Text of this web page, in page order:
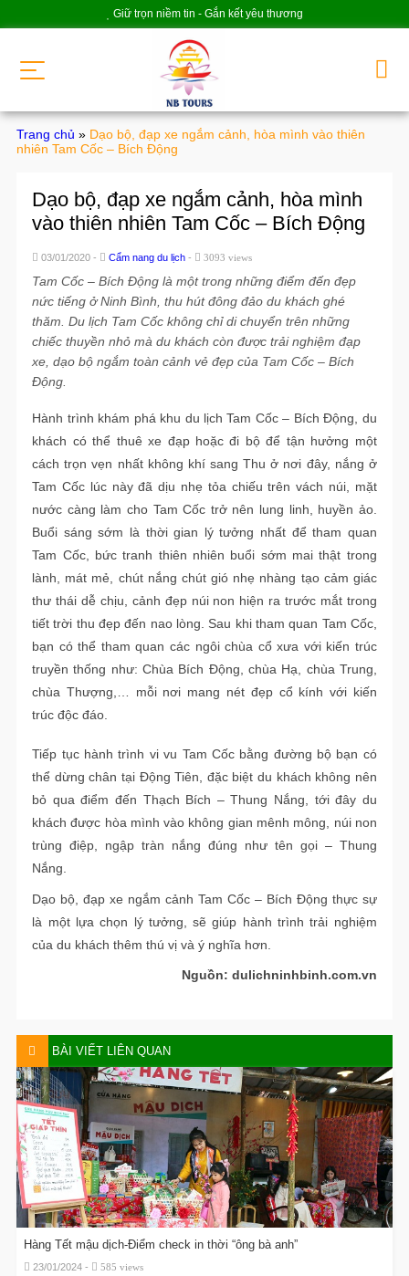
Giữ trọn niềm tin - Gắn kết yêu thương
Trang chủ » Dạo bộ, đạp xe ngắm cảnh, hòa mình vào thiên
nhiên Tam Cốc – Bích Động
Dạo bộ, đạp xe ngắm cảnh, hòa mình
vào thiên nhiên Tam Cốc – Bích Động
03/01/2020 - Cẩm nang du lịch - 3093 views
Tam Cốc – Bích Động là một trong những điểm đến đẹp
nức tiếng ở Ninh Bình, thu hút đông đảo du khách ghé
thăm. Du lịch Tam Cốc không chỉ di chuyển trên những
chiếc thuyền nhỏ mà du khách còn được trải nghiệm đạp
xe, dạo bộ ngắm toàn cảnh vẻ đẹp của Tam Cốc – Bích
Động.
Hành trình khám phá khu du lịch Tam Cốc – Bích Động, du
khách có thể thuê xe đạp hoặc đi bộ để tận hưởng một
cách trọn vẹn nhất không khí sang Thu ở nơi đây, nắng ở
Tam Cốc lúc này đã dịu nhẹ tỏa chiếu trên vách núi, mặt
nước càng làm cho Tam Cốc trở nên lung linh, huyền ảo.
Buổi sáng sớm là thời gian lý tưởng nhất để tham quan
Tam Cốc, bức tranh thiên nhiên buổi sớm mai thật trong
lành, mát mẻ, chút nắng chút gió nhẹ nhàng tạo cảm giác
thư thái dễ chịu, cảnh đẹp núi non hiện ra trước mắt trong
tiết trời thu đẹp đến nao lòng. Sau khi tham quan Tam Cốc,
bạn có thể tham quan các ngôi chùa cổ xưa với kiến trúc
truyền thống như: Chùa Bích Động, chùa Hạ, chùa Trung,
chùa Thượng,… mỗi nơi mang nét đẹp cổ kính với kiến
trúc độc đáo.
Tiếp tục hành trình vi vu Tam Cốc bằng đường bộ bạn có
thể dừng chân tại Động Tiên, đặc biệt du khách không nên
bỏ qua điểm đến Thạch Bích – Thung Nắng, tới đây du
khách được hòa mình vào không gian mênh mông, núi non
trùng điệp, ngập tràn nắng đúng như tên gọi – Thung
Nắng.
Dạo bộ, đạp xe ngắm cảnh Tam Cốc – Bích Động thực sự
là một lựa chọn lý tưởng, sẽ giúp hành trình trải nghiệm
của du khách thêm thú vị và ý nghĩa hơn.
Nguồn: dulichninhbinh.com.vn
BÀI VIẾT LIÊN QUAN
Hàng Tết mậu dịch-Điểm check in thời “ông bà anh”
23/01/2024 - 585 views